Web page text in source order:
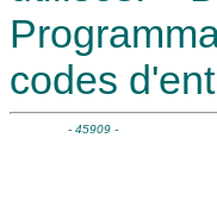
codes
- 45909 -